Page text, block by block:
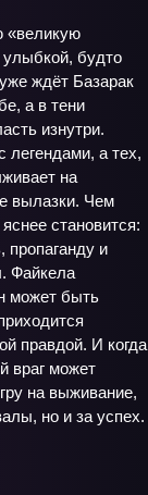
«великую
будто
ждёт Базарак
а в тени
изнутри.
легендами, а тех,
на
вылазки. Чем
становится:
пропаганду и
Файкела
может быть
правдой. И когда
враг может
на выживание,
но и за успех.